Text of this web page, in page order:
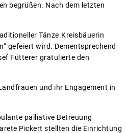
begrüßen. Nach dem letzten
Tänze.Kreisbäuerin
gefeiert wird. Dementsprechend
Fütterer gratulierte den
und ihr Engagement in
palliative Betreuung
Pickert stellten die Einrichtung